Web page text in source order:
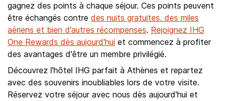
gagnez des points à chaque séjour. Ces points peuvent
être échangés contre des nuits gratuites, des miles
aériens et bien d’autres récompenses. Rejoignez IHG
One Rewards dès aujourd'hui et commencez à profiter
des avantages d'être un membre privilégié.
Découvrez l'hôtel IHG parfait à Athènes et repartez
avec des souvenirs inoubliables lors de votre visite.
Réservez votre séjour avec nous dès aujourd'hui et